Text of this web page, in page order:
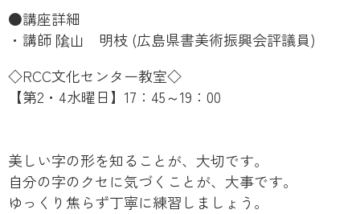
●講座詳細
・講師 隂山 明枝 (広島県書美術振興会評議員)
◇RCC文化センター教室◇
【第2・4水曜日】17：45～19：00
美しい字の形を知ることが、大切です。
自分の字のクセに気づくことが、大事です。
ゆっくり焦らず丁寧に練習しましょう。